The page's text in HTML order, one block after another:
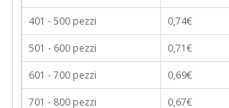
401 - 500 pezzi
0,74€
501 - 600 pezzi
0,71€
601 - 700 pezzi
0,69€
701 - 800 pezzi
0,67€